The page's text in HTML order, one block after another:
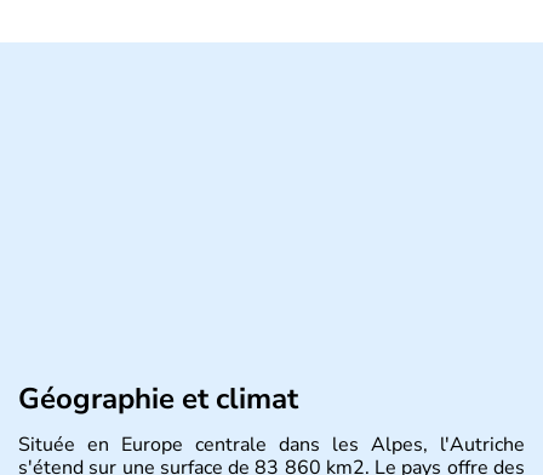
Géographie et climat
Située en Europe centrale dans les Alpes, l'Autriche
s'étend sur une surface de 83 860 km2. Le pays offre des